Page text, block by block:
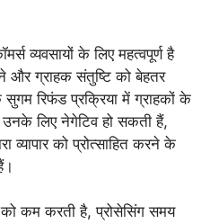
व्यवसायों के लिए महत्वपूर्ण है
और ग्राहक संतुष्टि को बेहतर
रिफंड प्रक्रिया में ग्राहकों के
उनके लिए नेगेटिव हो सकती हैं,
व्यापार को प्रोत्साहित करने के
कम करती है, प्रोसेसिंग समय